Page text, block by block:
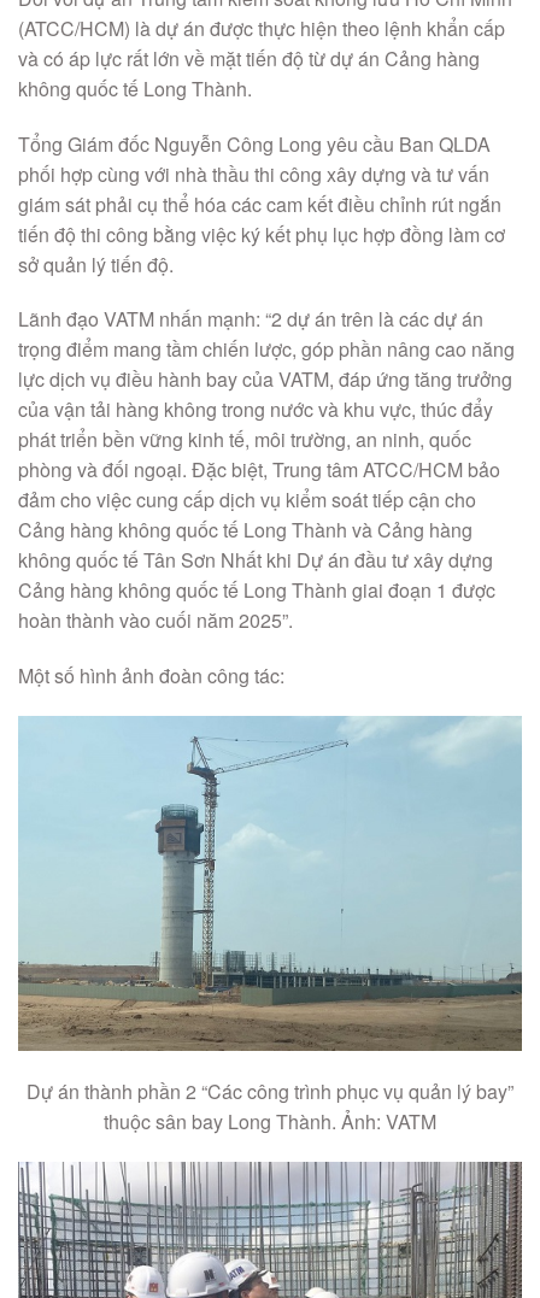
(ATCC/HCM) là dự án được thực hiện theo lệnh khẩn cấp
và có áp lực rất lớn về mặt tiến độ từ dự án Cảng hàng
không quốc tế Long Thành.
Tổng Giám đốc Nguyễn Công Long yêu cầu Ban QLDA
phối hợp cùng với nhà thầu thi công xây dựng và tư vấn
giám sát phải cụ thể hóa các cam kết điều chỉnh rút ngắn
tiến độ thi công bằng việc ký kết phụ lục hợp đồng làm cơ
sở quản lý tiến độ.
Lãnh đạo VATM nhấn mạnh: “2 dự án trên là các dự án
trọng điểm mang tầm chiến lược, góp phần nâng cao năng
lực dịch vụ điều hành bay của VATM, đáp ứng tăng trưởng
của vận tải hàng không trong nước và khu vực, thúc đẩy
phát triển bền vững kinh tế, môi trường, an ninh, quốc
phòng và đối ngoại. Đặc biệt, Trung tâm ATCC/HCM bảo
đảm cho việc cung cấp dịch vụ kiểm soát tiếp cận cho
Cảng hàng không quốc tế Long Thành và Cảng hàng
không quốc tế Tân Sơn Nhất khi Dự án đầu tư xây dựng
Cảng hàng không quốc tế Long Thành giai đoạn 1 được
hoàn thành vào cuối năm 2025”.
Một số hình ảnh đoàn công tác:
Dự án thành phần 2 “Các công trình phục vụ quản lý bay”
thuộc sân bay Long Thành. Ảnh: VATM